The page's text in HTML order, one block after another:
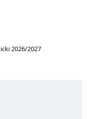
2026/2027